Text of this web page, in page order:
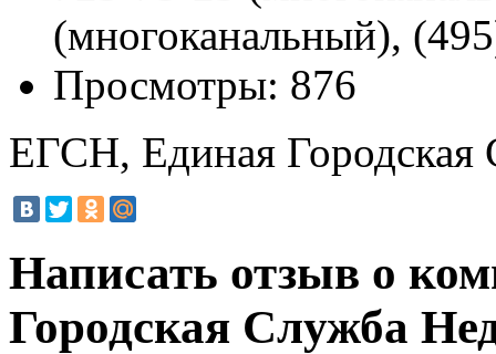
(многоканальный),
Просмотры: 876
ЕГСН, Единая
Написать отзыв о
Городская Служба